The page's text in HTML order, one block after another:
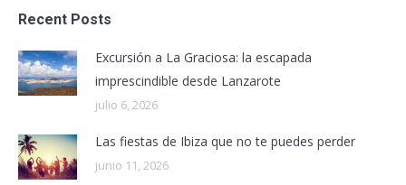
Recent Posts
Excursión a La Graciosa: la escapada
imprescindible desde Lanzarote
julio 6, 2026
Las fiestas de Ibiza que no te puedes perder
junio 11, 2026